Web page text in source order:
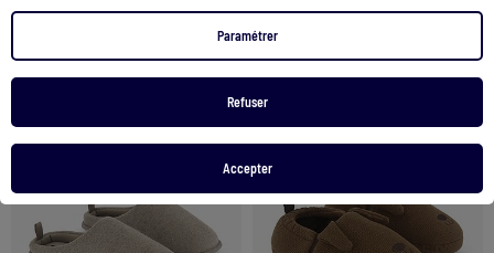
Paramétrer
Refuser
Accepter
2 couleurs